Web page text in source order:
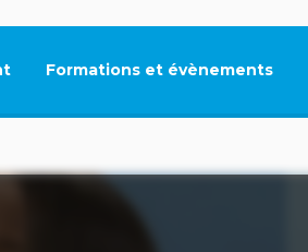
Formations et évènements